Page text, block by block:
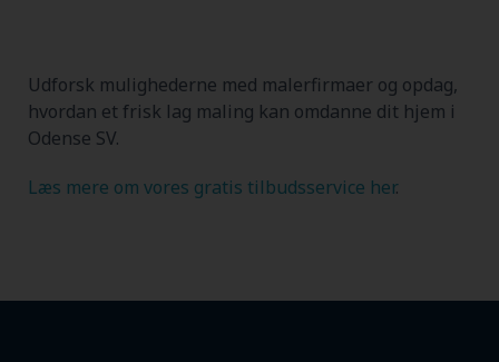
Udforsk mulighederne med malerfirmaer og opdag,
hvordan et frisk lag maling kan omdanne dit hjem i
Odense SV.
Læs mere om vores gratis tilbudsservice her.